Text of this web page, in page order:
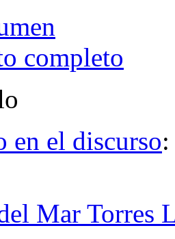
completo
en el discurso
Mar Torres